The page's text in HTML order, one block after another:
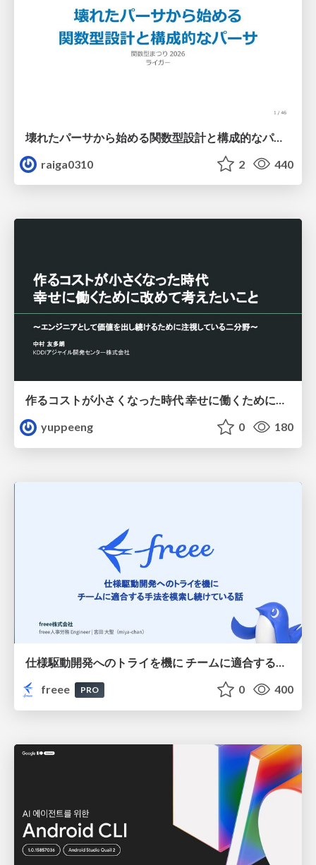
壊れたパーサから始める関数型設計と構成的なパーサ #fp_matsuri
raiga0310
2 440
作るコストが小さくなった時代 幸せに働くために改めて考えたいこと 〜エンジニアとして価値を出し続けるために注視している二分野〜
yuppeeng
0 180
仕様駆動開発へのトライを機に チームに適合する手法を模索し続けている話
freee
PRO 0 400